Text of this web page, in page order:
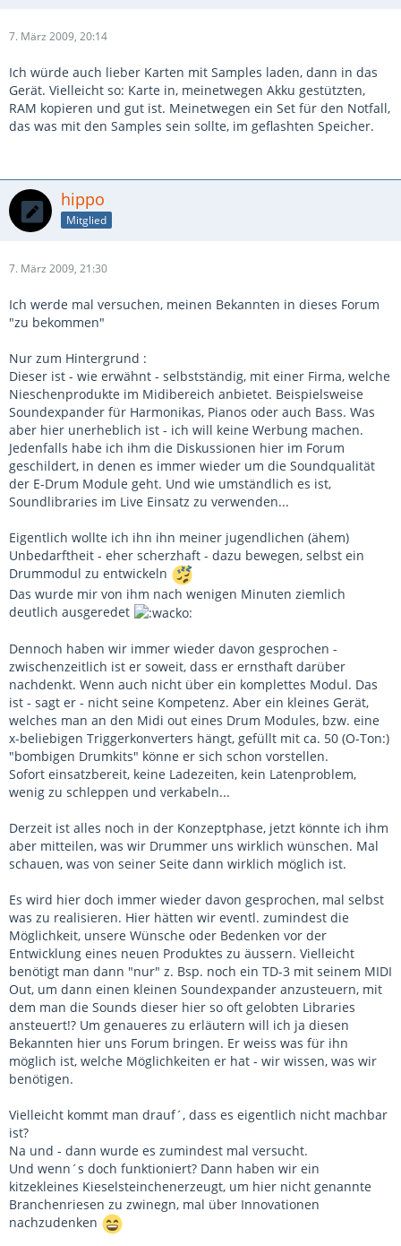
7. März 2009, 20:14
Ich würde auch lieber Karten mit Samples laden, dann in das
Gerät. Vielleicht so: Karte in, meinetwegen Akku gestützten,
RAM kopieren und gut ist. Meinetwegen ein Set für den Notfall,
das was mit den Samples sein sollte, im geflashten Speicher.
hippo
Mitglied
7. März 2009, 21:30
Ich werde mal versuchen, meinen Bekannten in dieses Forum
"zu bekommen"
Nur zum Hintergrund :
Dieser ist - wie erwähnt - selbstständig, mit einer Firma, welche
Nieschenprodukte im Midibereich anbietet. Beispielsweise
Soundexpander für Harmonikas, Pianos oder auch Bass. Was
aber hier unerheblich ist - ich will keine Werbung machen.
Jedenfalls habe ich ihm die Diskussionen hier im Forum
geschildert, in denen es immer wieder um die Soundqualität
der E-Drum Module geht. Und wie umständlich es ist,
Soundlibraries im Live Einsatz zu verwenden...
Eigentlich wollte ich ihn ihn meiner jugendlichen (ähem)
Unbedarftheit - eher scherzhaft - dazu bewegen, selbst ein
Drummodul zu entwickeln
Das wurde mir von ihm nach wenigen Minuten ziemlich
deutlich ausgeredet
Dennoch haben wir immer wieder davon gesprochen -
zwischenzeitlich ist er soweit, dass er ernsthaft darüber
nachdenkt. Wenn auch nicht über ein komplettes Modul. Das
ist - sagt er - nicht seine Kompetenz. Aber ein kleines Gerät,
welches man an den Midi out eines Drum Modules, bzw. eine
x-beliebigen Triggerkonverters hängt, gefüllt mit ca. 50 (O-Ton:)
"bombigen Drumkits" könne er sich schon vorstellen.
Sofort einsatzbereit, keine Ladezeiten, kein Latenproblem,
wenig zu schleppen und verkabeln...
Derzeit ist alles noch in der Konzeptphase, jetzt könnte ich ihm
aber mitteilen, was wir Drummer uns wirklich wünschen. Mal
schauen, was von seiner Seite dann wirklich möglich ist.
Es wird hier doch immer wieder davon gesprochen, mal selbst
was zu realisieren. Hier hätten wir eventl. zumindest die
Möglichkeit, unsere Wünsche oder Bedenken vor der
Entwicklung eines neuen Produktes zu äussern. Vielleicht
benötigt man dann "nur" z. Bsp. noch ein TD-3 mit seinem MIDI
Out, um dann einen kleinen Soundexpander anzusteuern, mit
dem man die Sounds dieser hier so oft gelobten Libraries
ansteuert!? Um genaueres zu erläutern will ich ja diesen
Bekannten hier uns Forum bringen. Er weiss was für ihn
möglich ist, welche Möglichkeiten er hat - wir wissen, was wir
benötigen.
Vielleicht kommt man drauf´, dass es eigentlich nicht machbar
ist?
Na und - dann wurde es zumindest mal versucht.
Und wenn´s doch funktioniert? Dann haben wir ein
kitzekleines Kieselsteinchenerzeugt, um hier nicht genannte
Branchenriesen zu zwinegn, mal über Innovationen
nachzudenken